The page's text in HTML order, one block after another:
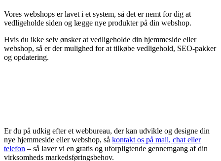
Vores webshops er lavet i et system, så det er nemt for dig at
vedligeholde siden og lægge nye produkter på din webshop.
Hvis du ikke selv ønsker at vedligeholde din hjemmeside eller
webshop, så er der mulighed for at tilkøbe vedligehold, SEO-pakker
og opdatering.
Er du på udkig efter et webbureau, der kan udvikle og designe din
nye hjemmeside eller webshop, så kontakt os på mail, chat eller
telefon – så laver vi en gratis og uforpligtende gennemgang af din
virksomheds markedsføringsbehov.